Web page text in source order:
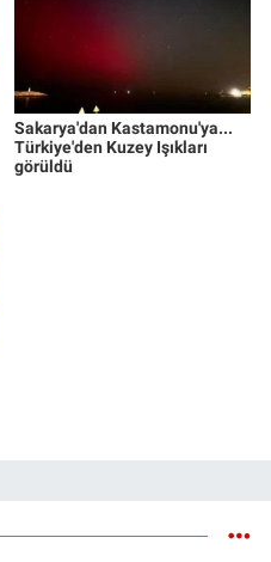
Sakarya'dan Kastamonu'ya...
Türkiye'den Kuzey Işıkları
görüldü